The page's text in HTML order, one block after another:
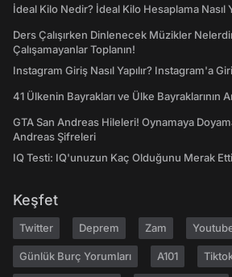
İdeal Kilo Nedir? İdeal Kilo Hesaplama Nasıl
Ders Çalışırken Dinlenecek Müzikler
Çalışamayanlar Toplanın!
Instagram Giriş Nasıl Yapılır? Instagram'a
41 Ülkenin Bayrakları ve Ülke Bayraklarının
GTA San Andreas Hileleri! Oynamaya
Andreas Şifreleri
IQ Testi: IQ'unuzun Kaç Olduğunu Merak
Keşfet
Twitter Deprem Zam
Günlük Burç Yorumları A101